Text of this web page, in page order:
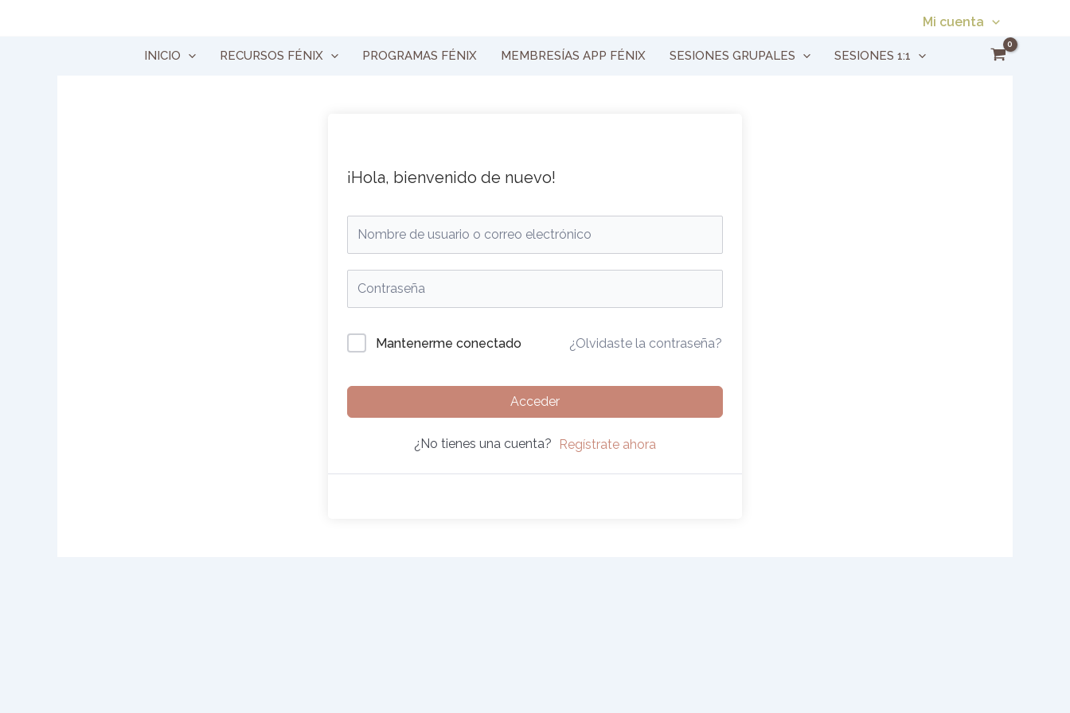
Mi cuenta
INICIO RECURSOS FÉNIX PROGRAMAS FÉNIX MEMBRESÍAS APP FÉNIX SESIONES GRUPALES SESIONES 1:1
¡Hola, bienvenido de nuevo!
Mantenerme conectado ¿Olvidaste la contraseña?
Acceder
¿No tienes una cuenta? Regístrate ahora